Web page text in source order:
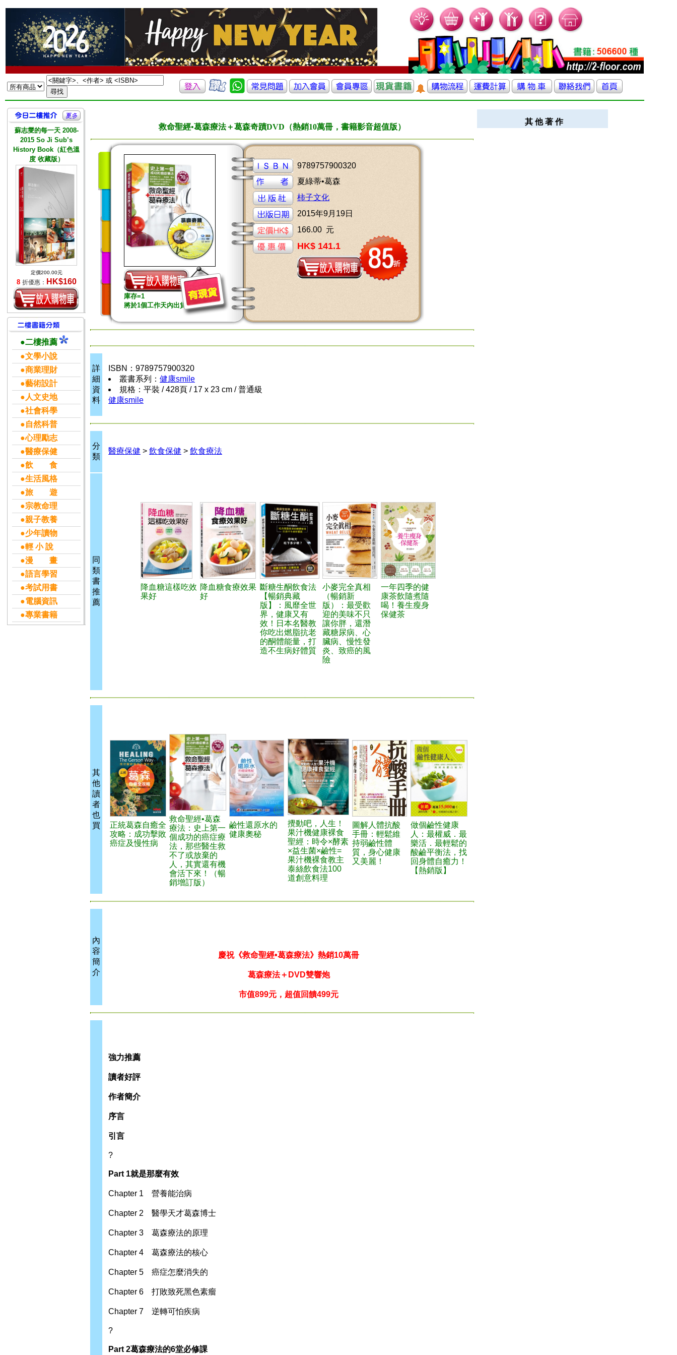
蘇志燮的每一天 2008-
2015 So Ji Sub’s
History Book（紅色溫
度 收藏版）
定價200.00元
8 折優惠： HK$160
●二樓推薦
●文學小說
●商業理財
●藝術設計
●人文史地
●社會科學
●自然科普
●心理勵志
●醫療保健
●飲 食
●生活風格
●旅 遊
●宗教命理
●親子教養
●少年讀物
●輕 小 說
●漫 畫
●語言學習
●考試用書
●電腦資訊
●專業書籍
救命聖經•葛森療法＋葛森奇蹟DVD（熱銷10萬冊，書籍影音超值版）
庫存=1
將於1個工作天內出貨
9789757900320
夏綠蒂•葛森
柿子文化
2015年9月19日
166.00 元
HK$ 141.1
詳
細
資
料
ISBN：9789757900320
叢書系列： 健康smile
規格：平裝 / 428頁 / 17 x 23 cm / 普通級
健康smile
分
類
醫療保健 > 飲食保健 > 飲食療法
同
類
書
推
薦
降血糖這樣吃效
果好
降血糖食療效果
好
斷糖生酮飲食法
【暢銷典藏
版】：風靡全世
界，健康又有
效！日本名醫教
你吃出燃脂抗老
的酮體能量，打
造不生病好體質
小麥完全真相
（暢銷新
版）：最受歡
迎的美味不只
讓你胖，還潛
藏糖尿病、心
臟病、慢性發
炎、致癌的風
險
一年四季的健
康茶飲隨煮隨
喝！養生瘦身
保健茶
其
他
讀
者
也
買
正統葛森自癒全
攻略：成功擊敗
癌症及慢性病
救命聖經•葛森
療法：史上第一
個成功的癌症療
法，那些醫生救
不了或放棄的
人，其實還有機
會活下來！（暢
銷增訂版）
鹼性還原水的
健康奧秘
攪動吧，人生！
果汁機健康裸食
聖經：時令×酵素
×益生菌×鹼性=
果汁機裸食教主
泰絲飲食法100
道創意料理
圖解人體抗酸
手冊：輕鬆維
持弱鹼性體
質，身心健康
又美麗！
做個鹼性健康
人：最權威．最
樂活．最輕鬆的
酸鹼平衡法，找
回身體自癒力！
【熱銷版】
內
容
簡
介
慶祝《救命聖經•葛森療法》熱銷10萬冊
葛森療法＋DVD雙響炮
市值899元，超值回饋499元
強力推薦
讀者好評
作者簡介
序言
引言
?
Part 1就是那麼有效
Chapter 1 營養能治病
Chapter 2 醫學天才葛森博士
Chapter 3 葛森療法的原理
Chapter 4 葛森療法的核心
Chapter 5 癌症怎麼消失的
Chapter 6 打敗致死黑色素瘤
Chapter 7 逆轉可怕疾病
?
Part 2葛森療法的6堂必修課
其 他 著 作